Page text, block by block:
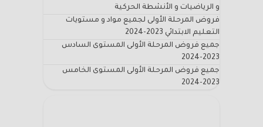
و الرياضيات و الأنشطة الحركية
فروض المرحلة الأولى لجميع مواد و مستويات
التعليم الابتدائي 2023-2024
جميع فروض المرحلة الأولى المستوى السادس
2023-2024
جميع فروض المرحلة الأولى المستوى الخامس
2023-2024